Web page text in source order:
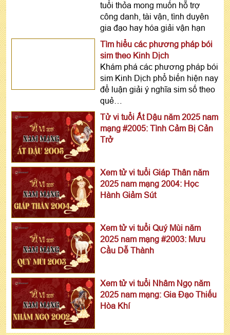
tuổi thỏa mong muốn hỗ trợ
công danh, tài vận, tình duyên
gia đạo hay hóa giải vận hạn
Tìm hiểu các phương pháp bói
sim theo Kinh Dịch
Khám phá các phương pháp bói
sim Kinh Dịch phổ biến hiện nay
để luận giải ý nghĩa sim số theo
quẻ…
Tử vi tuổi Ất Dậu năm 2025 nam
mạng #2005: Tình Cảm Bị Cản
Trở
Xem tử vi tuổi Giáp Thân năm
2025 nam mạng 2004: Học
Hành Giảm Sút
Xem tử vi tuổi Quý Mùi năm
2025 nam mạng #2003: Mưu
Cầu Dễ Thành
Xem tử vi tuổi Nhâm Ngọ năm
2025 nam mạng: Gia Đạo Thiếu
Hòa Khí